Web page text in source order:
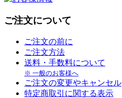
ご注文について
ご注文の前に
ご注文方法
送料・手数料について
※ 一般のお客様へ
ご注文の変更やキャンセル
特定商取引に関する表示